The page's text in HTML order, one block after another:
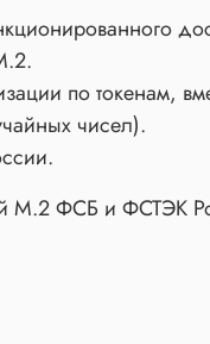
по токенам,
чисел).
M.2 ФСБ и ФСТЭК